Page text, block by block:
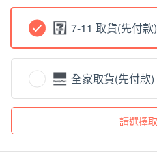
7-11 取貨(先付款)
全家取貨(先付款)